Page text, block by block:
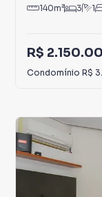
140m² 3 1
R$
Condomínio R$